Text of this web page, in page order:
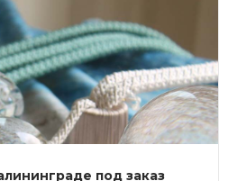
под заказ